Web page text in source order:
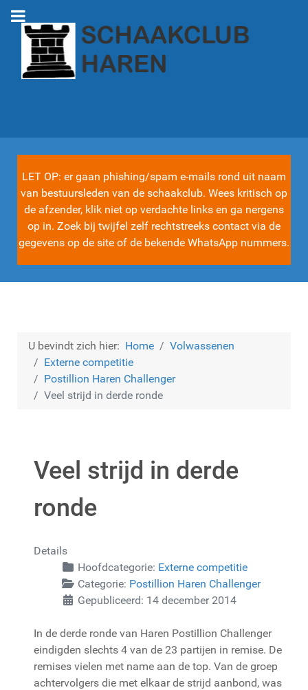
LET OP: er gaan phishing/spam e-mails rond uit naam
van bestuursleden van de schaakclub. Wees kritisch op
de afzender, klik niet op verdachte links en ga nergens
op in. Zoek bij twijfel zelf rechtstreeks contact via de
gegevens op de site of de bekende WhatsApp nummers.
U bevindt zich hier: Home
Volwassenen
Externe competitie
Postillion Haren Challenger
Veel strijd in derde ronde
Veel strijd in derde
ronde
Details
Hoofdcategorie: Externe competitie
Categorie: Postillion Haren Challenger
Gepubliceerd: 14 december 2014
In de derde ronde van Haren Postillion Challenger
eindigden slechts 4 van de 23 partijen in remise. De
remises vielen met name aan de top. Van de groep
achtervolgers die met elkaar de strijd aanbond, was